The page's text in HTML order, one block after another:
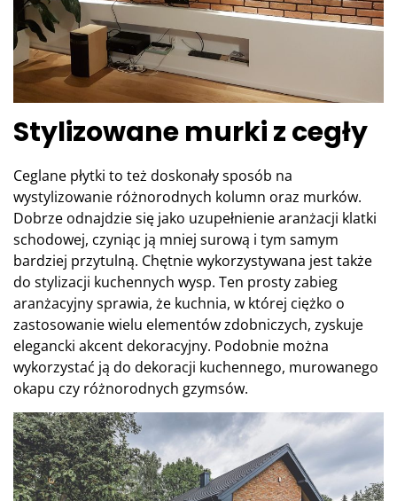
Stylizowane murki z cegły
Ceglane płytki to też doskonały sposób na
wystylizowanie różnorodnych kolumn oraz murków.
Dobrze odnajdzie się jako uzupełnienie aranżacji klatki
schodowej, czyniąc ją mniej surową i tym samym
bardziej przytulną. Chętnie wykorzystywana jest także
do stylizacji kuchennych wysp. Ten prosty zabieg
aranżacyjny sprawia, że kuchnia, w której ciężko o
zastosowanie wielu elementów zdobniczych, zyskuje
elegancki akcent dekoracyjny. Podobnie można
wykorzystać ją do dekoracji kuchennego, murowanego
okapu czy różnorodnych gzymsów.